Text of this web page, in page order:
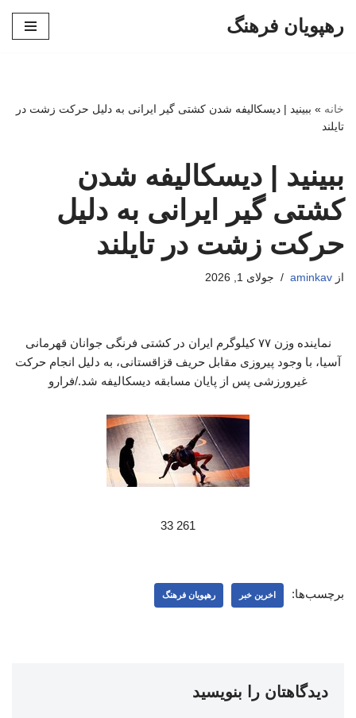
رهپویان فرهنگ
خانه » ببینید | دیسکالیفه شدن کشتی گیر ایرانی به دلیل حرکت زشت در
تایلند
ببینید | دیسکالیفه شدن
کشتی گیر ایرانی به دلیل
حرکت زشت در تایلند
از aminkav جولای 1, 2026
نماینده وزن ۷۷ کیلوگرم ایران در کشتی فرنگی جوانان قهرمانی
آسیا، با وجود پیروزی مقابل حریف قزاقستانی، به دلیل انجام حرکت
غیرورزشی پس از پایان مسابقه دیسکالیفه شد./فرارو
261 33
برچسب‌ها: اخرین خبر رهپویان فرهنگ
دیدگاهتان را بنویسید